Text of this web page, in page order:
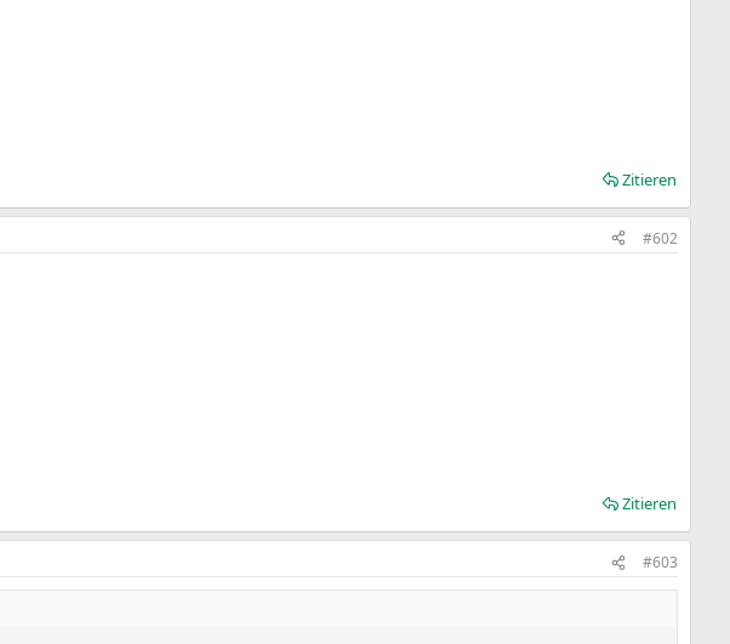
Zitieren
#602
Zitieren
#603